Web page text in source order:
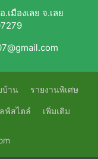
มืองเลย จ.เลย
บ้าน รายงานพิเศษ
ฟ์สไตล์ เพิ่มเติม